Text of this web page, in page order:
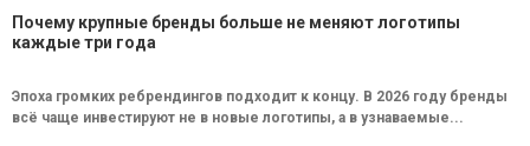
Почему крупные бренды больше не меняют логотипы
каждые три года
Эпоха громких ребрендингов подходит к концу. В 2026 году бренды
всё чаще инвестируют не в новые логотипы, а в узнаваемые...